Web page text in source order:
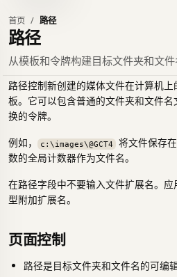
深色主题
首页 路径
路径
从模板和令牌构建目标文件夹和文件
路径控制新创建的媒体文件在计算机
板。它可以包含普通的文件夹和文件
换的令牌。
例如，
c:\images\@GCT4 将文件保存在
数的全局计数器作为文件名。
在路径字段中不要输入文件扩展名。
型附加扩展名。
页面控制
路径是目标文件夹和文件名的可编辑